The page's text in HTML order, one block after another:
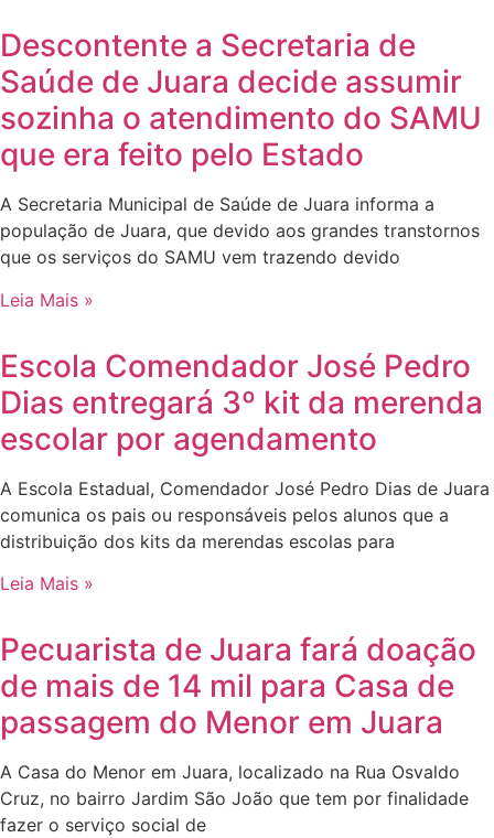
Descontente a Secretaria de
Saúde de Juara decide assumir
sozinha o atendimento do SAMU
que era feito pelo Estado
A Secretaria Municipal de Saúde de Juara informa a
população de Juara, que devido aos grandes transtornos
que os serviços do SAMU vem trazendo devido
Leia Mais »
Escola Comendador José Pedro
Dias entregará 3º kit da merenda
escolar por agendamento
A Escola Estadual, Comendador José Pedro Dias de Juara
comunica os pais ou responsáveis pelos alunos que a
distribuição dos kits da merendas escolas para
Leia Mais »
Pecuarista de Juara fará doação
de mais de 14 mil para Casa de
passagem do Menor em Juara
A Casa do Menor em Juara, localizado na Rua Osvaldo
Cruz, no bairro Jardim São João que tem por finalidade
fazer o serviço social de